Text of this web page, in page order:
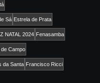
Sá Estrela de Prata
NATAL 2024 Fenasamba
Campo
da Santa Francisco Ricci